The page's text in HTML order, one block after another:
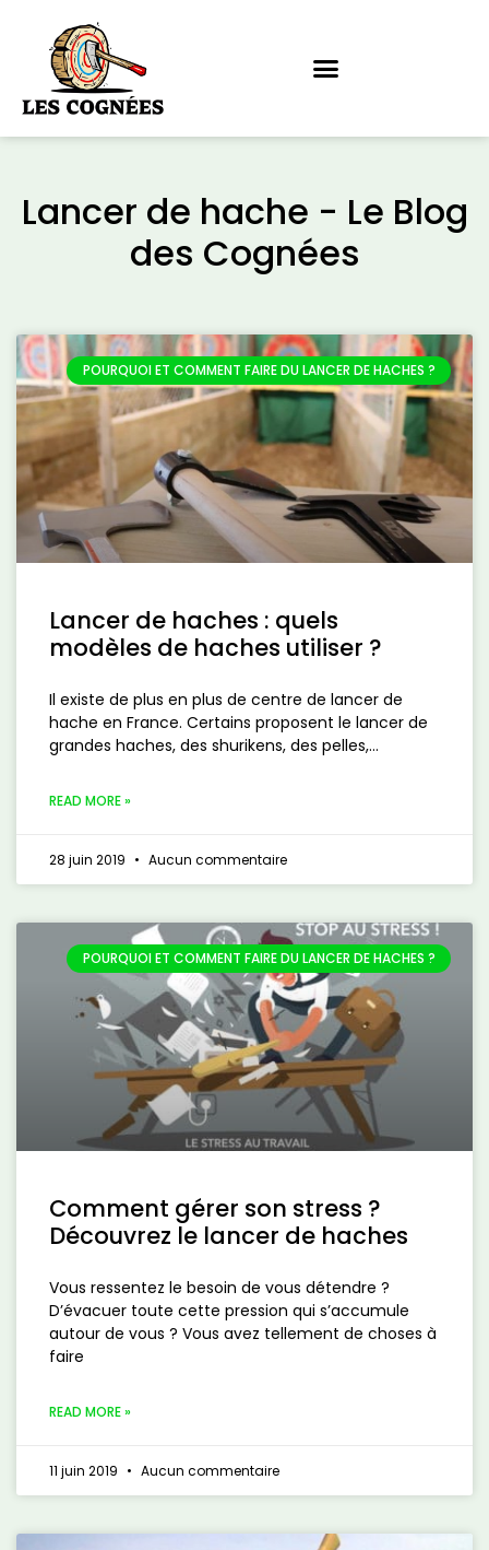
Lancer de hache - Le Blog
des Cognées
POURQUOI ET COMMENT FAIRE DU LANCER DE HACHES ?
Lancer de haches : quels
modèles de haches utiliser ?
Il existe de plus en plus de centre de lancer de
hache en France. Certains proposent le lancer de
grandes haches, des shurikens, des pelles,…
READ MORE »
28 juin 2019 Aucun commentaire
POURQUOI ET COMMENT FAIRE DU LANCER DE HACHES ?
Comment gérer son stress ?
Découvrez le lancer de haches
Vous ressentez le besoin de vous détendre ?
D’évacuer toute cette pression qui s’accumule
autour de vous ? Vous avez tellement de choses à
faire
READ MORE »
11 juin 2019 Aucun commentaire